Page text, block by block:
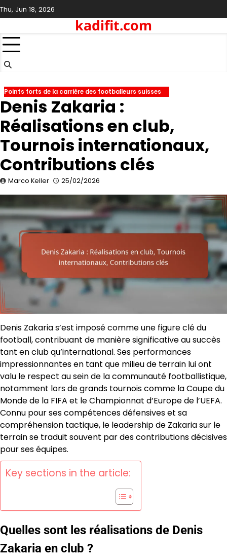
Skip
to
Thu, Jun 18, 2026
kadifit.com
Points forts de la carrière des footballeurs suisses
Denis Zakaria :
Réalisations en club,
Tournois internationaux,
Contributions clés
Marco Keller 25/02/2026
Denis Zakaria s’est imposé comme une figure clé du
football, contribuant de manière significative au succès
tant en club qu’international. Ses performances
impressionnantes en tant que milieu de terrain lui ont
valu le respect au sein de la communauté footballistique,
notamment lors de grands tournois comme la Coupe du
Monde de la FIFA et le Championnat d’Europe de l’UEFA.
Connu pour ses compétences défensives et sa
compréhension tactique, le leadership de Zakaria sur le
terrain se traduit souvent par des contributions décisives
pour ses équipes.
Key sections in the article:
Quelles sont les réalisations de Denis
Zakaria en club ?